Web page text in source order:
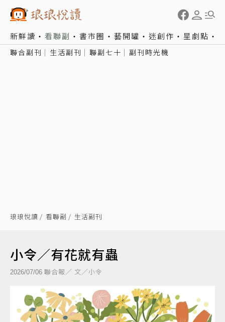
新鮮讀 看聯副 書市圈 藝開罐 迷創作 星劇點
聯合副刊 生活副刊 聯副七十 副刊時光機
琅琅悅讀 看聯副 生活副刊
小令／有花就有蟲
2026/07/06 聯合報／ 文／小令